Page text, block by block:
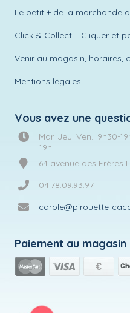
Le petit + de la marchande
Click & Collect – Cliquer et
Venir au magasin, horaires,
Mentions légales
Vous avez une
Mar. Jeu. Ven.: 9h30-
19h
64 avenue des Frères
04.78.09.93.97
carole@pirouette-
Paiement au magasin